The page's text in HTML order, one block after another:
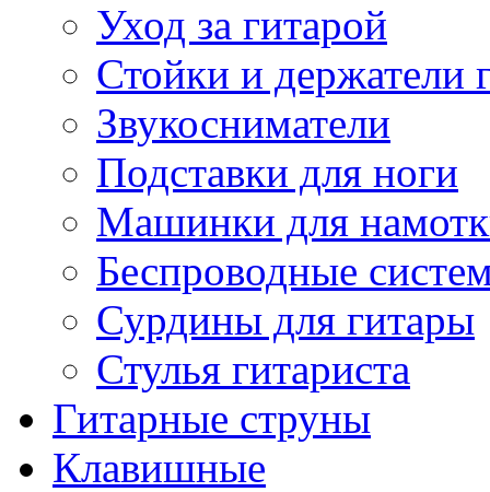
Уход за гитарой
Стойки и держатели
Звукосниматели
Подставки для ноги
Машинки для
Беспроводные
Сурдины для гитары
Стулья гитариста
Гитарные струны
Клавишные